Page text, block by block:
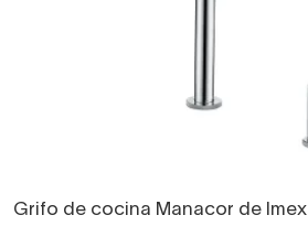
Grifo de cocina Manacor de Imex